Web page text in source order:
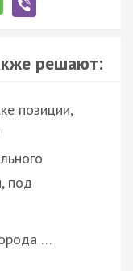
решают:
позиции,
под
…